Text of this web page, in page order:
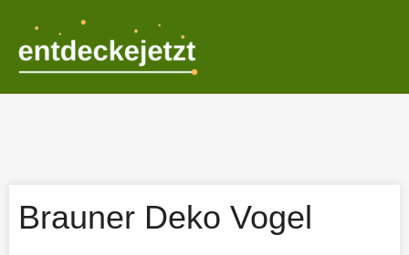
springen
Brauner Deko Vogel